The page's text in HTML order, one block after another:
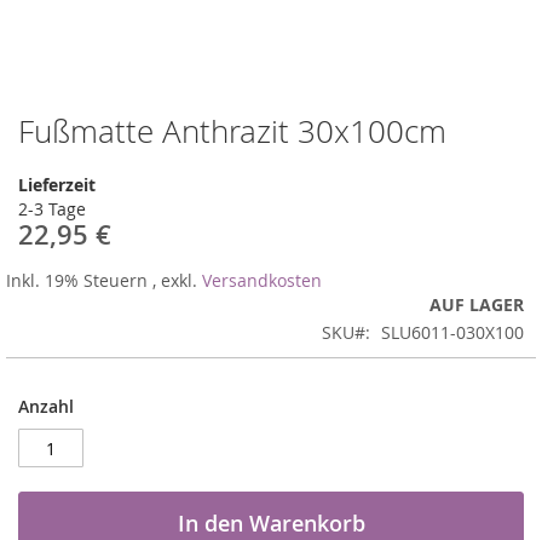
Fußmatte Anthrazit 30x100cm
Lieferzeit
2-3 Tage
22,95 €
Inkl. 19% Steuern , exkl. Versandkosten
AUF LAGER
SKU
SLU6011-030X100
Anzahl
In den Warenkorb
Zum
Anfang
der
Bildergalerie
springen